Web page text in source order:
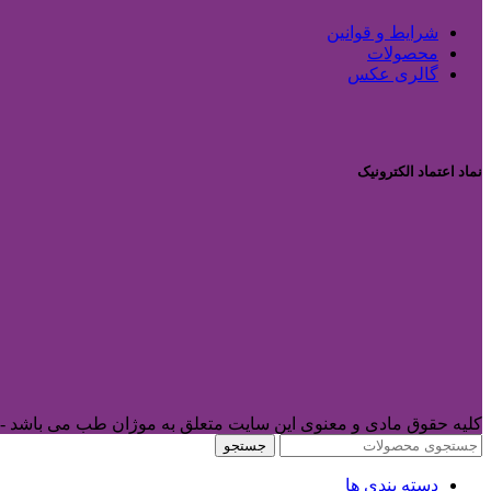
شرایط و قوانین
محصولات
گالری عکس
نماد اعتماد الکترونیک
کلیه حقوق مادی و معنوی این سایت متعلق به موژان طب می باشد -
جستجو
دسته بندی ها